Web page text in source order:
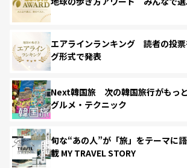
エアラインランキング 読者の投
グ形式で発表
Next韓国旅 次の韓国旅行がもっ
グルメ・テクニック
旬な“あの人”が「旅」をテーマに
載 MY TRAVEL STORY